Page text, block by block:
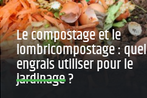
Le compostage et le
lombricompostage : quel
engrais utiliser pour le
jardinage ?